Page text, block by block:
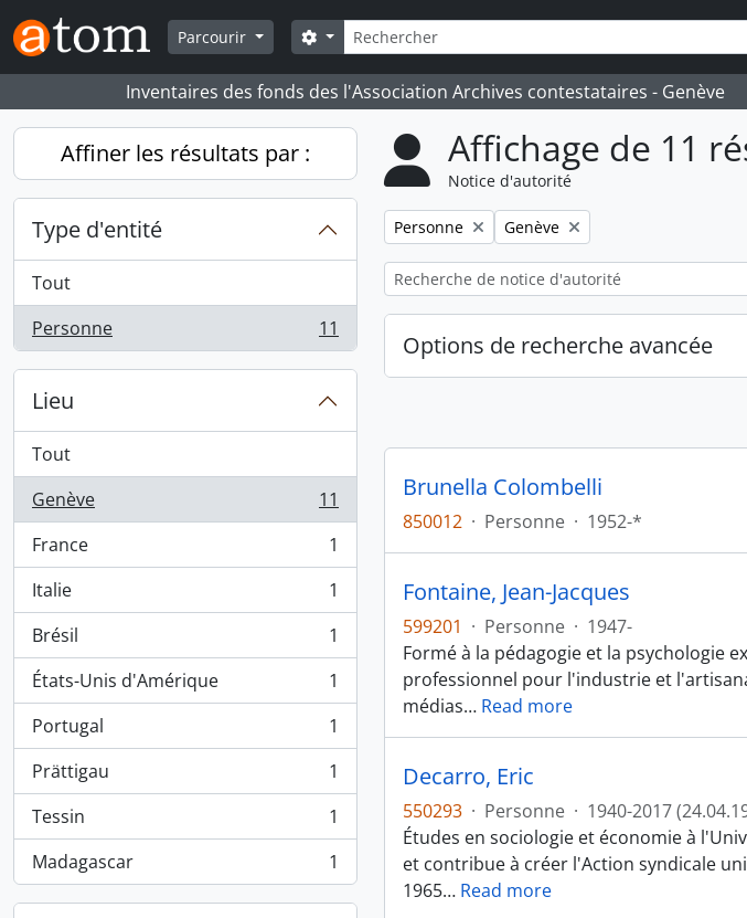
Skip to main content
Parcourir
Rechercher
Search options
Inventaires des fonds des l'Association Archives contestataires - Genève
Affiner les résultats par :
Type d'entité
Tout
Personne
, 11 résultats 11
Lieu
Tout
Genève
, 11 résultats
11
France
, 1 résultats
1
Italie
, 1 résultats
1
Brésil
, 1 résultats
1
États-Unis d'Amérique
, 1 résultats
1
Portugal
, 1 résultats
1
Prättigau
, 1 résultats
1
Tessin
, 1 résultats
1
Madagascar
, 1 résultats 1
Affichage de 11
Notice d'autorité
Remove filter:
Personne Remove filter:
Genève
Options de recherche avancée
Brunella Colombelli
850012 · Personne · 1952-*
Fontaine, Jean-Jacques
599201 · Personne · 1947-
Formé à la pédagogie et la psychologie
professionnel pour l'industrie et
médias… Read more
Decarro, Eric
550293 · Personne · 1940-2017
Études en sociologie et économie à
et contribue à créer l'Action syndicale
1965… Read more